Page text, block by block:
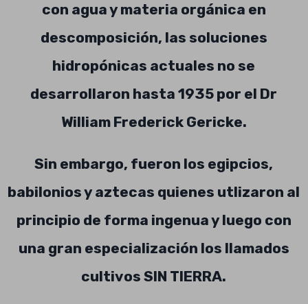
con agua y materia orgánica en
descomposición, las soluciones
hidropónicas actuales no se
desarrollaron hasta 1935 por el Dr
William Frederick Gericke.
Sin embargo, fueron los egipcios,
babilonios y aztecas quienes utlizaron al
principio de forma ingenua y luego con
una gran especialización los llamados
cultivos SIN TIERRA.